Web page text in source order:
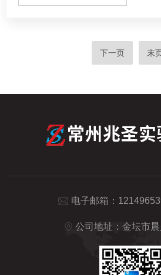
下一页 末
电子邮箱：
公司地址：金坛市